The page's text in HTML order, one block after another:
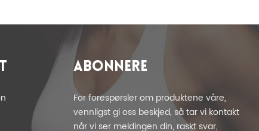
ABONNERE
For forespørsler om produktene våre,
vennligst gi oss beskjed, så tar vi kontakt
når vi ser meldingen din, raskt svar,